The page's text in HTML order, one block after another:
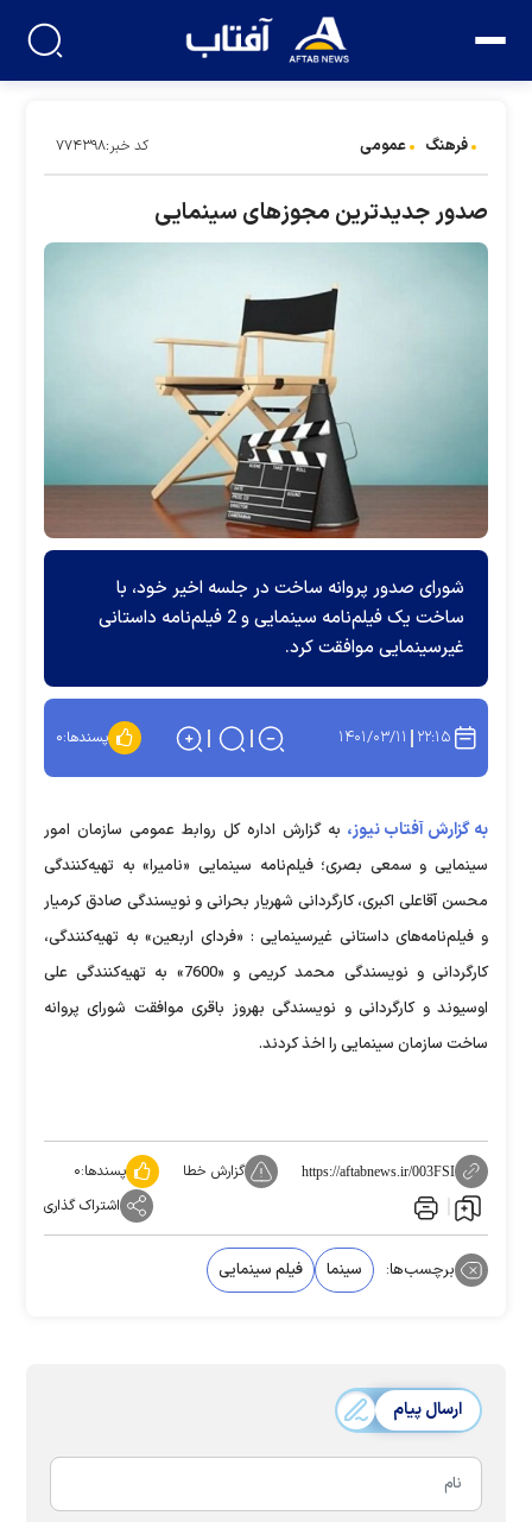
فرهنگ عمومی کد خبر:۷۷۴۳۹۸
صدور جدیدترین مجوزهای سینمایی
شورای صدور پروانه ساخت در جلسه اخیر خود، با
ساخت یک فیلم‌نامه سینمایی و 2 فیلم‌نامه داستانی
غیرسینمایی موافقت کرد.
۲۲:۱۵ ۱۴۰۱/۰۳/۱۱ پسندها:۰
به گزارش آفتاب نیوز، به گزارش اداره کل روابط عمومی سازمان امور
سینمایی و سمعی بصری؛ فیلم‌نامه‌ سینمایی «نامیرا» به تهیه‌کنندگی
محسن آقاعلی اکبری، کارگردانی شهریار بحرانی و نویسندگی صادق کرمیار
و فیلم‌نامه‌های داستانی غیرسینمایی : «فردای اربعین» به تهیه‌کنندگی،
کارگردانی و نویسندگی محمد کریمی و «7600» به تهیه‌کنندگی علی
اوسیوند و کارگردانی و نویسندگی بهروز باقری موافقت شورای پروانه
ساخت سازمان سینمایی را اخذ کردند.
https://aftabnews.ir/003FSI گزارش خطا پسندها:۰
اشتراک گذاری
برچسب‌ها: سینما فیلم سینمایی
ارسال پیام